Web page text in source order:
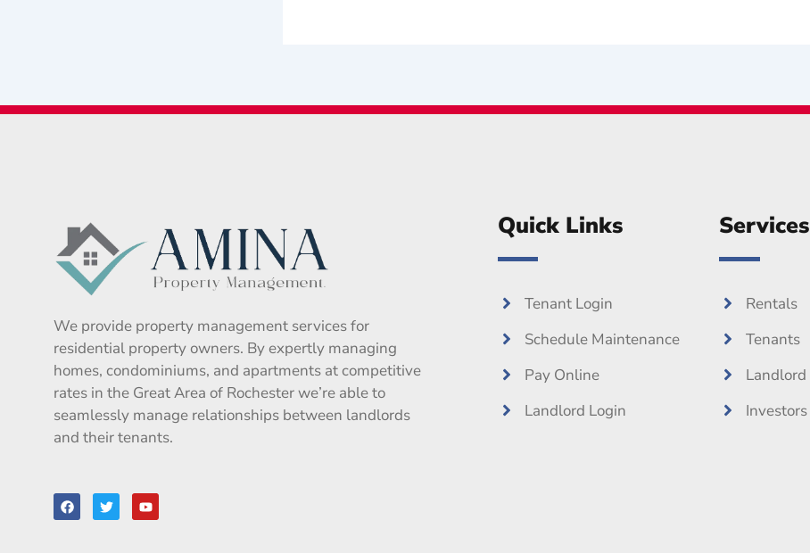
We provide property management services for
residential property owners. By expertly managing
homes, condominiums, and apartments at competitive
rates in the Great Area of Rochester we’re able to
seamlessly manage relationships between landlords
and their tenants.
F
a
c
T
w
i
Y
o
u
Quick Links
Tenant Login
Schedule Maintenance
Pay Online
Landlord Login
Services
Rentals
Tenants
Landlord
Investors